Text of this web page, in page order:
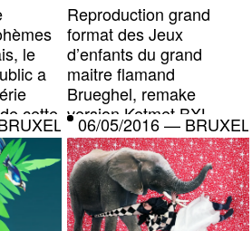
le
a
cette
Reproduction grand
format des Jeux
d’enfants du grand
maitre flamand
Brueghel, remake
version Ketmet BXL
2019.BE
06/05/2016 —